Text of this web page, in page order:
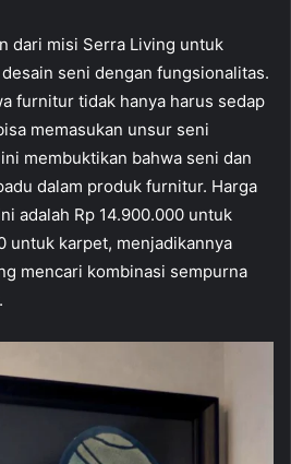
dari misi Serra Living untuk
seni dengan fungsionalitas.
furnitur tidak hanya harus sedap
memasukan unsur seni
membuktikan bahwa seni dan
dalam produk furnitur. Harga
adalah Rp 14.900.000 untuk
untuk karpet, menjadikannya
mencari kombinasi sempurna